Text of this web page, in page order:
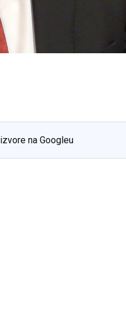
na Googleu